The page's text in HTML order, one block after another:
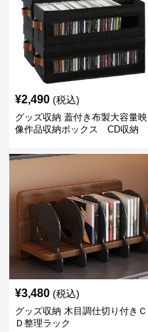
¥2,490 (税込)
グッズ収納 蓋付き布製大容量映
像作品収納ボックス CD収納
¥3,480 (税込)
グッズ収納 木目調仕切り付きＣ
Ｄ整理ラック